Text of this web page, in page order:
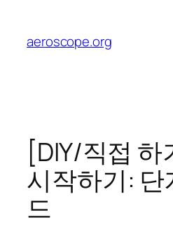
aeroscope.org
[DIY/직접
시작하기: 단
드